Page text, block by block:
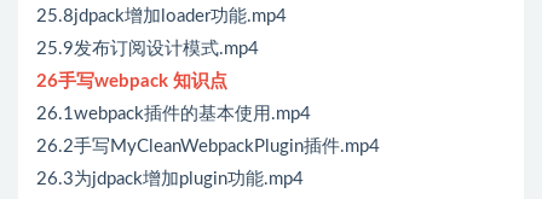
25.8jdpack增加loader功能.mp4
25.9发布订阅设计模式.mp4
26手写webpack 知识点
26.1webpack插件的基本使用.mp4
26.2手写MyCleanWebpackPlugin插件.mp4
26.3为jdpack增加plugin功能.mp4